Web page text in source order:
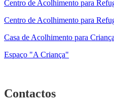
Centro de Acolhimento para
Centro de Acolhimento para
Casa de Acolhimento para
Espaço "A Criança"
Contactos